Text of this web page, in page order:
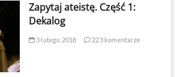
Zapytaj ateistę. Część 1:
Dekalog
3 lutego 2018 223 komentarze